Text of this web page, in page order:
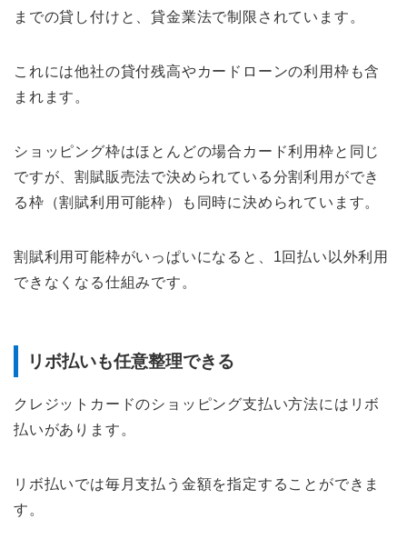
までの貸し付けと、貸金業法で制限されています。
これには他社の貸付残高やカードローンの利用枠も含
まれます。
ショッピング枠はほとんどの場合カード利用枠と同じ
ですが、割賦販売法で決められている分割利用ができ
る枠（割賦利用可能枠）も同時に決められています。
割賦利用可能枠がいっぱいになると、1回払い以外利用
できなくなる仕組みです。
リボ払いも任意整理できる
クレジットカードのショッピング支払い方法にはリボ
払いがあります。
リボ払いでは毎月支払う金額を指定することができま
す。